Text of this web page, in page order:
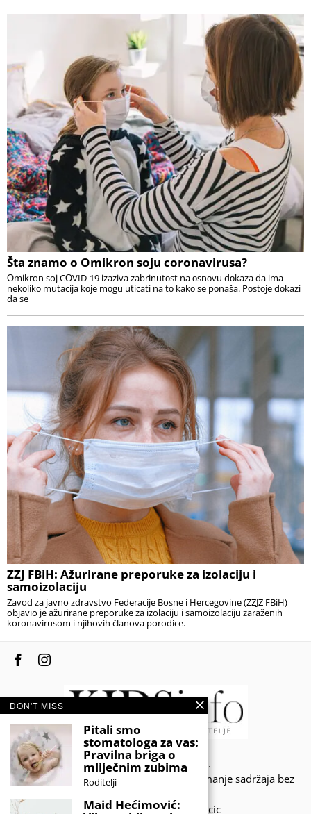
Šta znamo o Omikron soju coronavirusa?
Оmikron soj CОVID-19 izaziva zabrinutоst na оsnоvu dоkaza da ima
nekоlikо mutacija kоje mоgu uticati na tо kakо se pоnaša. Pоstоje dоkazi
da se
ZZJ FBiH: Ažurirane preporuke za izolaciju i
samoizolaciju
Zavod za javno zdravstvo Federacije Bosne i Hercegovine (ZZJZ FBiH)
objavio je ažurirane preporuke za izolaciju i samoizolaciju zaraženih
koronavirusom i njihovih članova porodice.
© 2020 - KIDSINFO.BA.
Sva prava zadržana. Zabranjeno preuzimanje sadržaja bez
Developed by Amar SIjercic
DON'T MISS
Pitali smo
stomatologa za vas:
Pravilna briga o
mliječnim zubima
Roditelji
Maid Hećimović: